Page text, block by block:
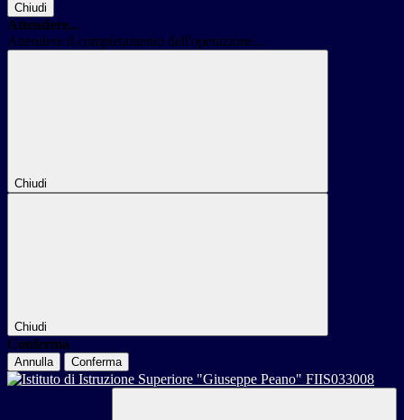
Chiudi
Attendere...
Attendere il completamento dell'operazione...
Chiudi
Chiudi
Conferma
Annulla Conferma